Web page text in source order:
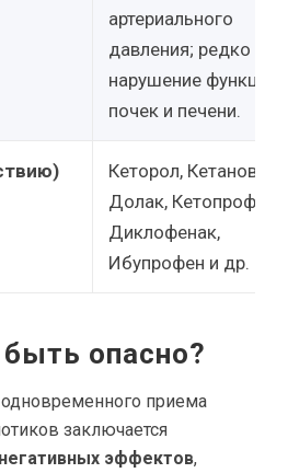
артериального
давления; редко –
нарушение функции
почек и печени.
Кеторол, Кетанов,
Долак, Кетопрофен,
Диклофенак,
Ибупрофен и др.
опасно?
приема
заключается
эффектов,